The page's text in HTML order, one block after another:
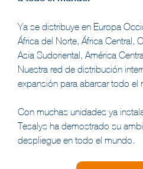
Ya se distribuye en Europa
África del Norte, África Central,
Asia Sudoriental, América
Nuestra red de distribución
expansión para abarcar todo el
Con muchas unidades ya
Tesalys ha demostrado su
despliegue en todo el mundo.